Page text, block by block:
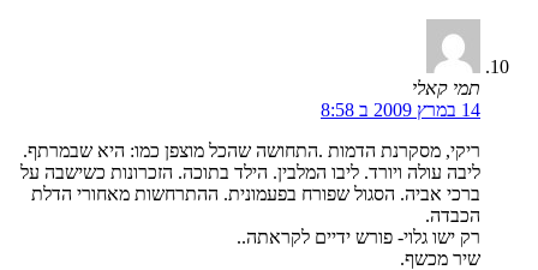
תמי קאלי
14 במרץ 2009 ב 8:58
ריקי, מסקרנת הדמות .התחושה שהכל מוצפן כמו: היא שבמרתף.
ליבה עולה ויורד. ליבו המלבין. הילד בתוכה. הזכרונות כשישבה על
ברכי אביה. הסגול שפורח בפעמונית. ההתרחשות מאחורי הדלת
הכבדה.
רק ישו גלוי- פורש ידיים לקראתה..
שיר מכשף.